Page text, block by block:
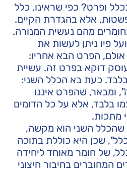
ופרט? כפי שראינו, כלל
אלא בהגדרת הקיים.
מהם נעשית המנורה.
פיו ניתן לעשות את
הפרט הבא אחריו:
דוקא בפרט זה. עשיית
כעת בא הכלל השני:
ומבאר, שהפרט איננו
בלבד, אלא על כל הדומים
מתכות.
שהכלל השני הוא מקשה,
שכן היא כוללת בתוכה
של חומר מאוחד ליחידה
המחוברים בחיבור חיצוני